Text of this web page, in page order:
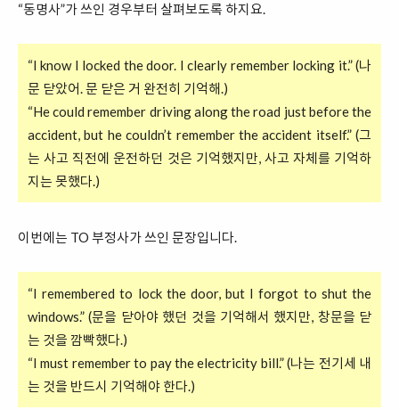
“동명사”가 쓰인 경우부터 살펴보도록 하지요.
“I know I locked the door. I clearly remember locking it.” (나
문 닫았어. 문 닫은 거 완전히 기억해.)
“He could remember driving along the road just before the
accident, but he couldn’t remember the accident itself.” (그
는 사고 직전에 운전하던 것은 기억했지만, 사고 자체를 기억하
지는 못했다.)
이번에는 TO 부정사가 쓰인 문장입니다.
“I remembered to lock the door, but I forgot to shut the
windows.” (문을 닫아야 했던 것을 기억해서 했지만, 창문을 닫
는 것을 깜빡했다.)
“I must remember to pay the electricity bill.” (나는 전기세 내
는 것을 반드시 기억해야 한다.)